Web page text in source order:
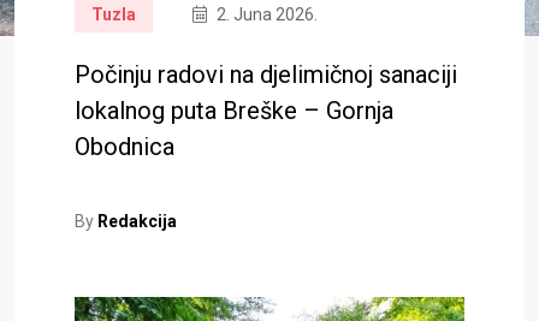
Tuzla 2. Juna 2026.
Počinju radovi na djelimičnoj sanaciji
lokalnog puta Breške – Gornja
Obodnica
By Redakcija